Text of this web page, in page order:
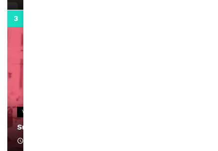
VIDEOS
Support Black Business Wee-kend